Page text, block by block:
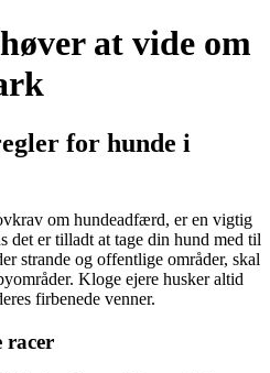
at vide om
for hunde i
om hundeadfærd, er en vigtig
det er tilladt at tage din hund med til
strande og offentlige områder, skal
Kloge ejere husker altid
firbenede venner.
racer